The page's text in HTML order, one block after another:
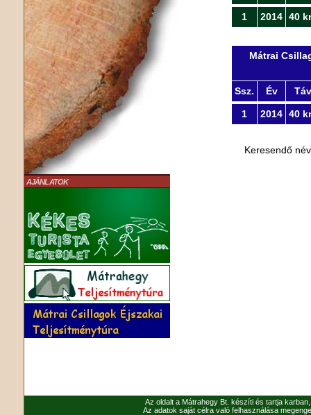
AJÁNLATOK
1 2014 40
Mátrai
Ssz. Év Táv
1 2014 40
Keresendő
Az oldalt a Mátrahegy Bt. készíti és tartja
Az adatok saját célra való felhasználása